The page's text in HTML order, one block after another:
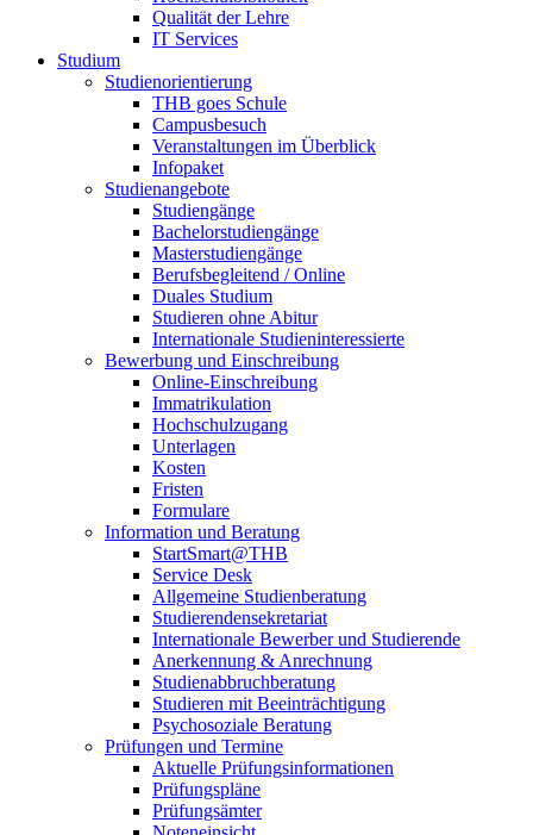
Qualität der Lehre
IT Services
Studium
Studienorientierung
THB goes Schule
Campusbesuch
Veranstaltungen im Überblick
Infopaket
Studienangebote
Studiengänge
Bachelorstudiengänge
Masterstudiengänge
Berufsbegleitend / Online
Duales Studium
Studieren ohne Abitur
Internationale Studieninteressierte
Bewerbung und Einschreibung
Online-Einschreibung
Immatrikulation
Hochschulzugang
Unterlagen
Kosten
Fristen
Formulare
Information und Beratung
StartSmart@THB
Service Desk
Allgemeine Studienberatung
Studierendensekretariat
Internationale Bewerber und Studierende
Anerkennung & Anrechnung
Studienabbruchberatung
Studieren mit Beeinträchtigung
Psychosoziale Beratung
Prüfungen und Termine
Aktuelle Prüfungsinformationen
Prüfungspläne
Prüfungsämter